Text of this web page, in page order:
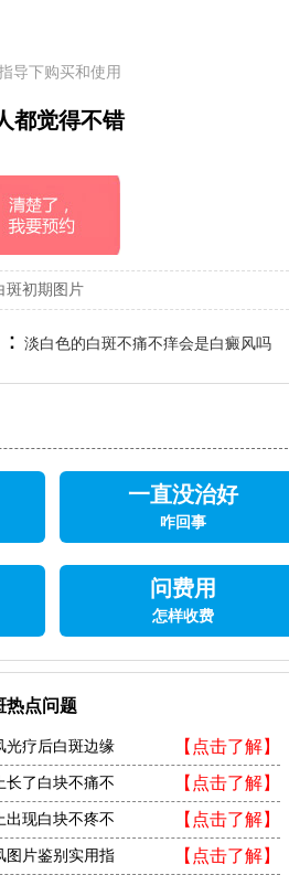
导下购买和使用
都觉得不错
斑初期图片
淡白色的白斑不痛不痒会是白癜风吗
一直没治好
咋回事
问费用
怎样收费
热点问题
【点击了解】
光疗后白斑边缘
【点击了解】
长了白块不痛不
【点击了解】
出现白块不疼不
【点击了解】
图片鉴别实用指